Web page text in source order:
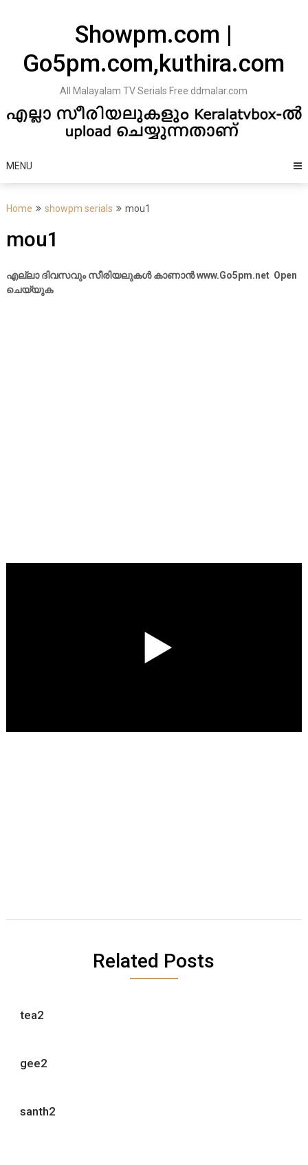
Showpm.com |
Go5pm.com,kuthira.com
All Malayalam TV Serials Free ddmalar.com
MENU
Home showpm serials mou1
mou1
എല്ലാ ദിവസവും സീരിയലുകൾ കാണാൻ www.Go5pm.net Open
ചെയ്യുക
Related Posts
tea2
gee2
santh2